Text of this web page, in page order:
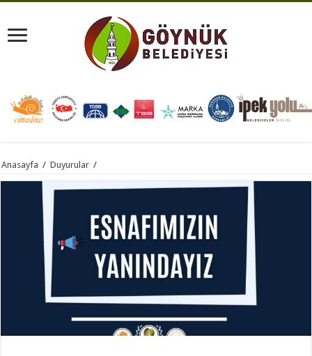
Anasayfa / Duyurular /